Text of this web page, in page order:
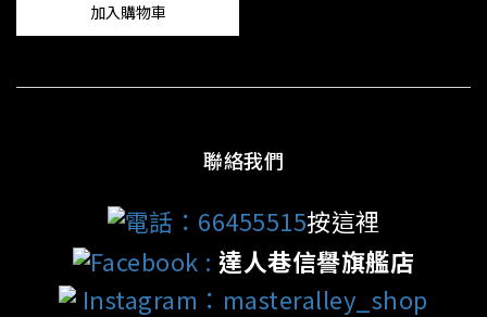
加入購物車
聯絡我們
電話：66455515按這裡
Facebook :達人巷信譽旗艦店
Instagram：masteralley_shop